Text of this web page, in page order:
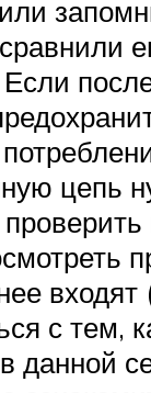
цепь
входят
с тем,
данной